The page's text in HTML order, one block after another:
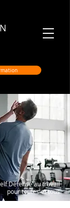
Défense au travail
pour toutes et tous